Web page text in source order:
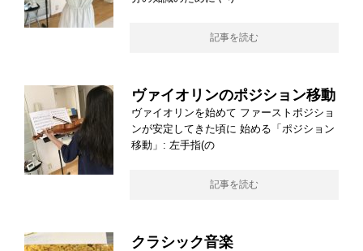
記事を読む
ヴァイオリンのポジション移動
ヴァイオリンを始めて ファーストポジショ
ンが安定してきた頃に 始める「ポジション
移動」: 左手指(の
記事を読む
クラシック音楽